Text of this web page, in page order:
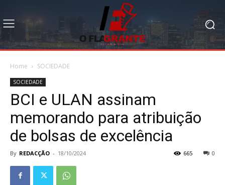
Home SOCIEDADE
SOCIEDADE
BCI e ULAN assinam
memorando para atribuição
de bolsas de excelência
By REDACÇÃO - 18/10/2024 0
665